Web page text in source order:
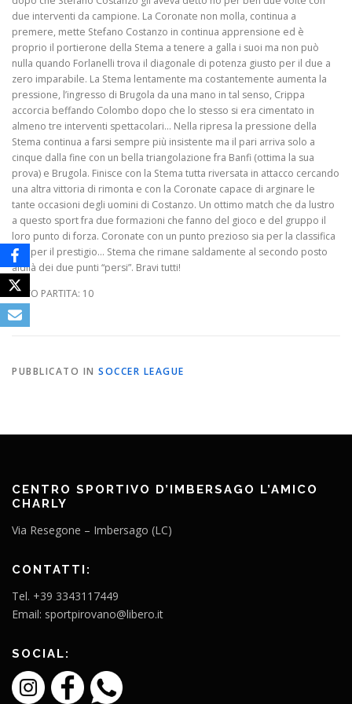
due interventi da campione. La Coronate non molla, continua a
premere, mette Stefano Costanzo in continua apprensione ed è
proprio il portierone della Stema a tenere a galla i suoi ma non può
nulla quando Forlanelli trova il diagonale di potenza giusto per il due a
zero imparabile. La Stema lentamente ma costantemente aumenta la
pressione, l’ingresso di Brugola da una mano in tal senso, Crippa
accorcia beffando Colombo dopo che lo stesso si era cimentato in
almeno tre interventi spettacolari… Nella ripresa la pressione della
Stema continua a farsi sempre più insistente ma il pari arriva solo a
cinque dalla fine con un bella triangolazione fra Banfi (ottima la sua
prova) e Brugola. Finisce con la Stema tutta riversata in attacco cercando
una altra vittoria di rimonta e con la Coronate capace di arginare le
tante occasioni degli uomini di Costanzo. Un ottimo match che da lustro
a questo sport fra due formazioni che fanno del gioco e del gruppo il
loro punto di forza. Coronate con un punto prezioso sia per la classifica
che per il prestigio… Stema che rimane saldamente al secondo posto
aldilà dei due punti “persi”. Bravi tutti!
VOTO PARTITA: 10
PUBBLICATO IN SOCCER LEAGUE
CENTRO SPORTIVO D’IMBERSAGO L’AMICO
CHARLY
Via Resegone – Imbersago (LC)
CONTATTI:
Tel. +39 3343117449
Email: sportpirovano@libero.it
SOCIAL: